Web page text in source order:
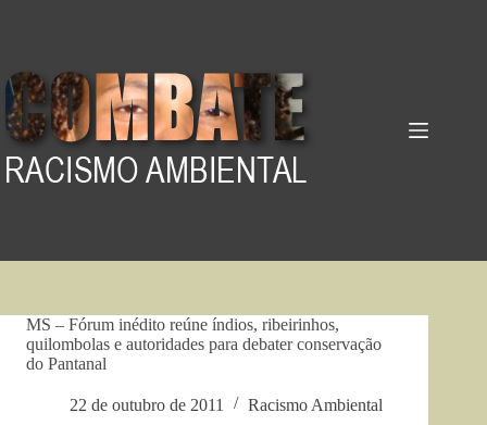
MS – Fórum inédito reúne índios, ribeirinhos,
quilombolas e autoridades para debater conservação
do Pantanal
22 de outubro de 2011 Racismo Ambiental